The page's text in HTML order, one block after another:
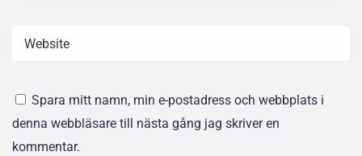
Spara mitt namn, min e-postadress och webbplats i
denna webbläsare till nästa gång jag skriver en
kommentar.